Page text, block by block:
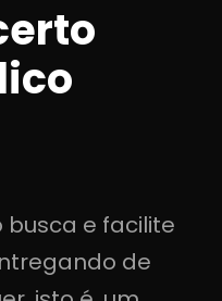
busca e facilite
de